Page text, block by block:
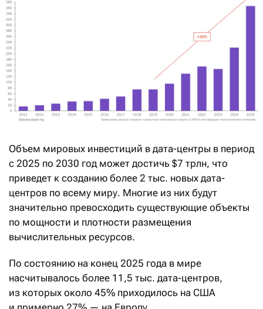
Объем мировых инвестиций в дата-центры в период
с 2025 по 2030 год может достичь $7 трлн, что
приведет к созданию более 2 тыс. новых дата-
центров по всему миру. Многие из них будут
значительно превосходить существующие объекты
по мощности и плотности размещения
вычислительных ресурсов.
По состоянию на конец 2025 года в мире
насчитывалось более 11,5 тыс. дата-центров,
из которых около 45% приходилось на США